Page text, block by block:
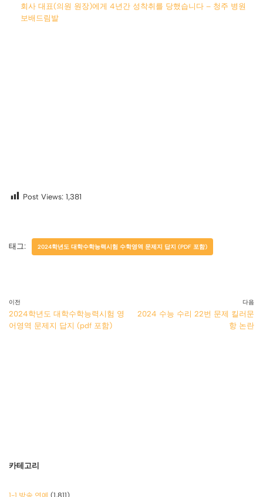
회사 대표(의원 원장)에게 4년간 성착취를 당했습니다 – 청주 병원
보배드림발
Post Views: 1,381
태그: 2024학년도 대학수학능력시험 수학영역 문제지 답지 (PDF 포함)
이전
2024학년도 대학수학능력시험 영
어영역 문제지 답지 (pdf 포함)
다음
2024 수능 수리 22번 문제 킬러문
항 논란
카테고리